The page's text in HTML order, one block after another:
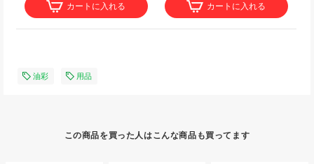
カートに入れる カートに入れる
油彩 用品
この商品を買った人はこんな商品も買ってます